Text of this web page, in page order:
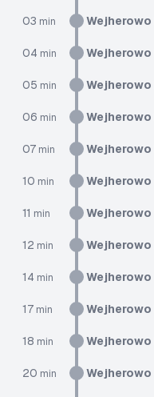
03 min Wejherowo
04 min Wejherowo
05 min Wejherowo
06 min Wejherowo
07 min Wejherowo
10 min Wejherowo
11 min Wejherowo
12 min Wejherowo
14 min Wejherowo
17 min Wejherowo
18 min Wejherowo
20 min Wejherowo